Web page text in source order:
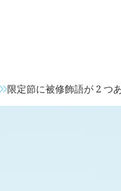
限定節に被修飾語が 2 つ